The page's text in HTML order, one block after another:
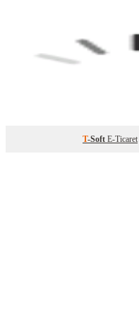
T-Soft E-Ticaret